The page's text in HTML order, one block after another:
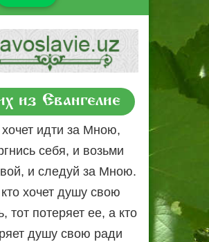
из Евангелие
хочет идти за Мною,
себя, и возьми
и следуй за Мною.
хочет душу свою
тот потеряет ее, а кто
душу свою ради